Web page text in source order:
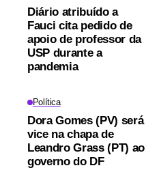
Diário atribuído a
Fauci cita pedido de
apoio de professor da
USP durante a
pandemia
Política
Dora Gomes (PV) será
vice na chapa de
Leandro Grass (PT) ao
governo do DF